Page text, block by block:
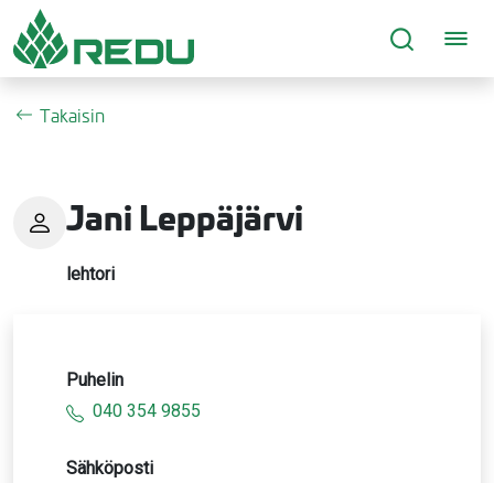
Siirry sivusisältöön
Takaisin
Jani Leppäjärvi
lehtori
Puhelin
040 354 9855
Sähköposti